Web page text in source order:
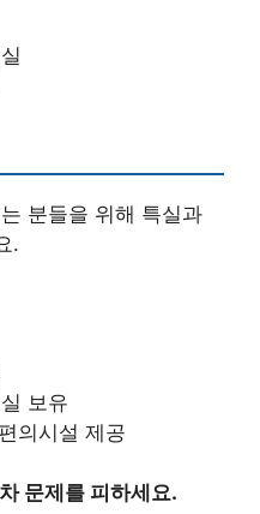
분들을 위해 특실과
.
보유
의시설 제공
문제를 피하세요.